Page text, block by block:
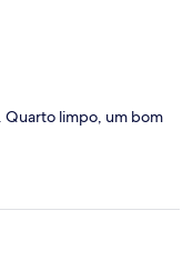
Quarto limpo, um bom